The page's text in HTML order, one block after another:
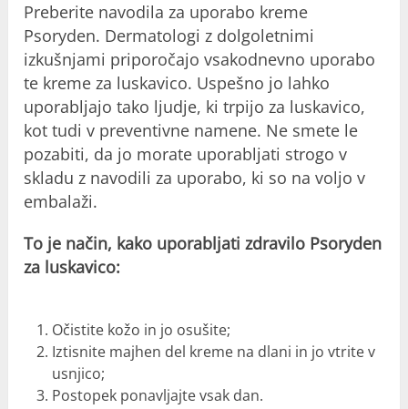
Preberite navodila za uporabo kreme
Psoryden. Dermatologi z dolgoletnimi
izkušnjami priporočajo vsakodnevno uporabo
te kreme za luskavico. Uspešno jo lahko
uporabljajo tako ljudje, ki trpijo za luskavico,
kot tudi v preventivne namene. Ne smete le
pozabiti, da jo morate uporabljati strogo v
skladu z navodili za uporabo, ki so na voljo v
embalaži.
To je način, kako uporabljati zdravilo Psoryden
za luskavico:
Očistite kožo in jo osušite;
Iztisnite majhen del kreme na dlani in jo vtrite v
usnjico;
Postopek ponavljajte vsak dan.